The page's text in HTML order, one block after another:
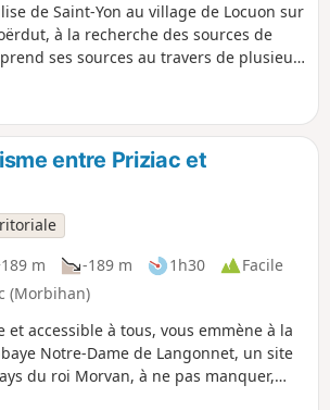
de Saint-Yon au village de Locuon sur
à la recherche des sources de
ses sources au travers de plusieurs
randonnée champêtre. Circuit balisé
du Tourisme du Pays du Roy Morvan.
et boueux en hiver, il faut être bien
ou en profiter à partir de mi-avril
que la météo est plus clémente. Ne
Chapelle de Notre Dame de la Fosse
entre Priziac et
m -189 m 1h30
Facile
(Morbihan)
et accessible à tous, vous emmène à la
Notre-Dame de Langonnet, un site
du roi Morvan, à ne pas manquer,